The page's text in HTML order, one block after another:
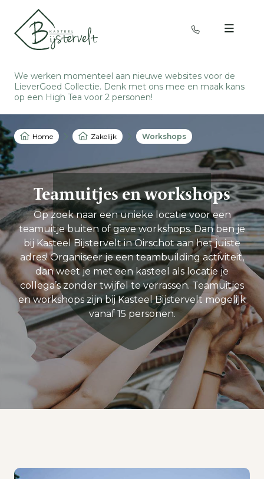
We werken momenteel aan nieuwe websites voor de
LieverGoed Collectie. Denk met ons mee en maak kans
op een High Tea voor 2 personen!
Home Zakelijk Workshops
Teamuitjes en workshops
Op zoek naar een unieke locatie voor een
teamuitje buiten of gave workshops. Dan ben je
bij Kasteel Bijstervelt in Oirschot aan het juiste
adres! Organiseer je een teambuilding activiteit,
dan weet je met een kasteel als locatie je
collega’s zonder twijfel te verrassen. Teamuitjes
en workshops zijn bij Kasteel Bijstervelt mogelijk
vanaf 15 personen.